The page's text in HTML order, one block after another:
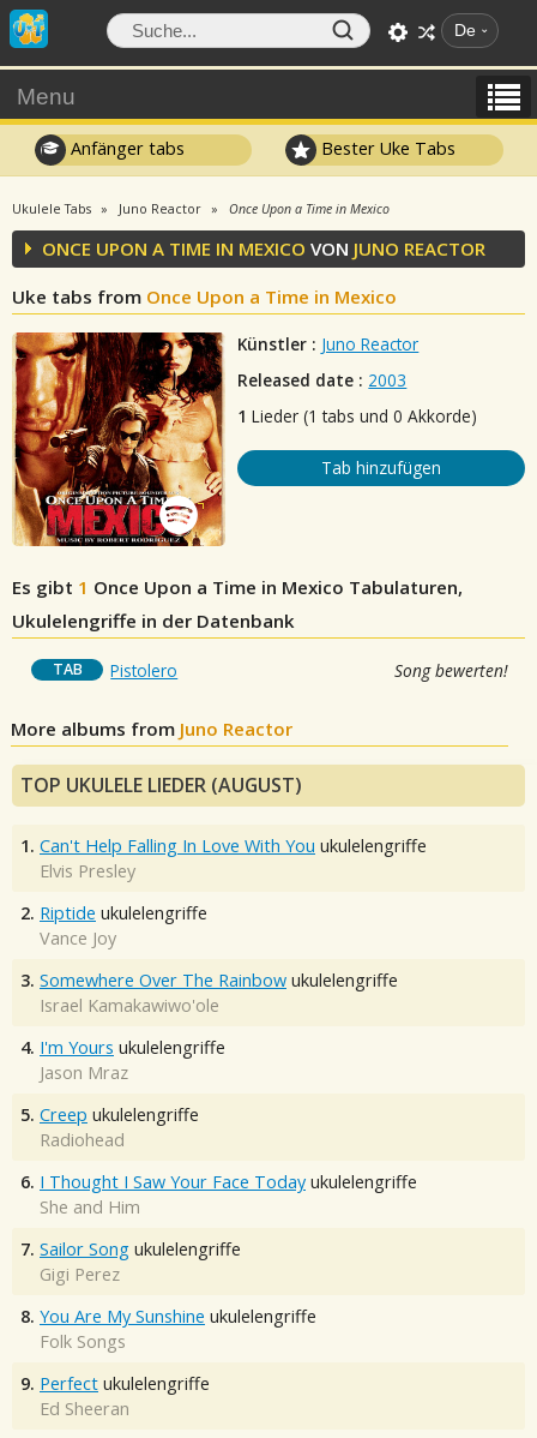
De
Menu
Anfänger tabs Bester Uke Tabs
Ukulele Tabs Juno Reactor Once Upon a Time in Mexico
ONCE UPON A TIME IN MEXICO VON JUNO REACTOR
Uke tabs from Once Upon a Time in Mexico
Künstler : Juno Reactor
Released date : 2003
1 Lieder (1 tabs und 0 Akkorde)
Tab hinzufügen
Es gibt 1 Once Upon a Time in Mexico Tabulaturen,
Ukulelengriffe in der Datenbank
TAB Pistolero Song bewerten!
More albums from Juno Reactor
TOP UKULELE LIEDER (AUGUST)
1. Can't Help Falling In Love With You ukulelengriffe
Elvis Presley
2. Riptide ukulelengriffe
Vance Joy
3. Somewhere Over The Rainbow ukulelengriffe
Israel Kamakawiwo'ole
4. I'm Yours ukulelengriffe
Jason Mraz
5. Creep ukulelengriffe
Radiohead
6. I Thought I Saw Your Face Today ukulelengriffe
She and Him
7. Sailor Song ukulelengriffe
Gigi Perez
8. You Are My Sunshine ukulelengriffe
Folk Songs
9. Perfect ukulelengriffe
Ed Sheeran